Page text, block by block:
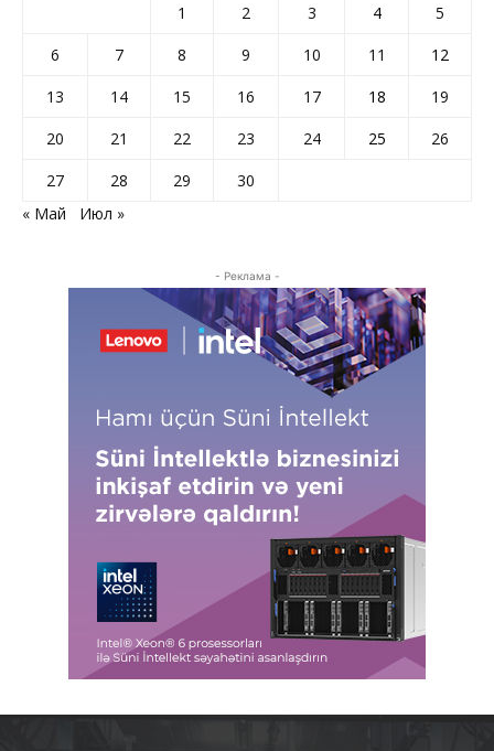
1 2 3 4
5
6
7 8 9 10 11
12
13
14 15 16 17 18
19
20
21 22 23 24 25
26
27
28 29
30
« Май
Июл »
- Реклама -